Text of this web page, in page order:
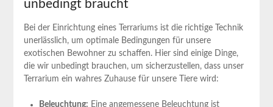
unbedingt braucht
Bei der Einrichtung eines Terrariums⁤ ist⁢ die ​richtige Technik
unerlässlich, um optimale Bedingungen für unsere
exotischen ⁣Bewohner zu schaffen. Hier sind einige ‌Dinge,
‍die wir unbedingt brauchen, um sicherzustellen, dass unser
Terrarium ein wahres Zuhause für ⁣unsere Tiere wird:
Beleuchtung: Eine angemessene Beleuchtung ‌ist